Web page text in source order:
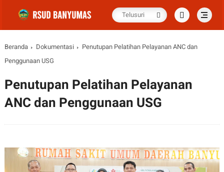
Beranda Dokumentasi
Penutupan Pelatihan Pelayanan ANC dan
Penggunaan USG
Penutupan Pelatihan Pelayanan
ANC dan Penggunaan USG